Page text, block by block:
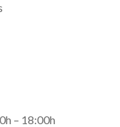
– 18:00h